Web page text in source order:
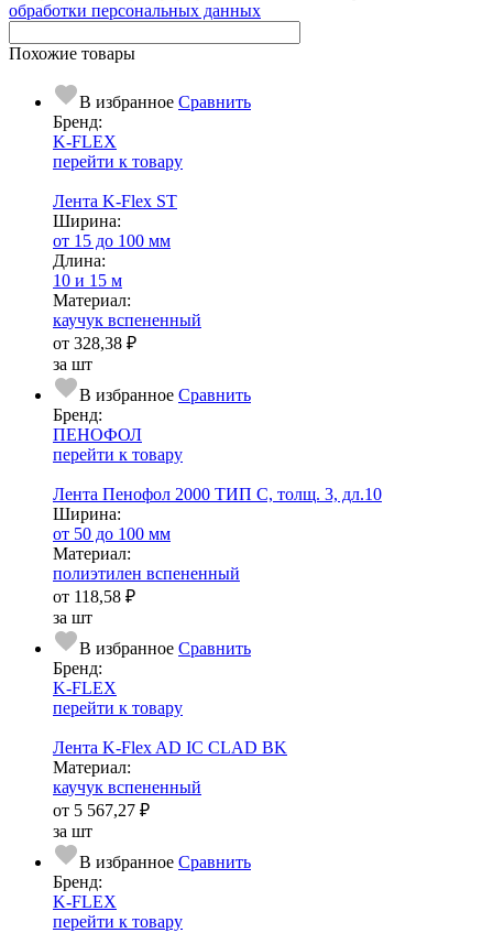
обработки персональных данных
Похожие товары
В избранное Сравнить
Бренд:
K-FLEX
перейти к товару
Лента K-Flex ST
Ширина:
от 15 до 100 мм
Длина:
10 и 15 м
Ма­­те­­ри­­ал:
каучук вспененный
от 328,38 ₽
за шт
В избранное Сравнить
Бренд:
ПЕНОФОЛ
перейти к товару
Лента Пенофол 2000 ТИП C, толщ. 3, дл.10
Ширина:
от 50 до 100 мм
Ма­­те­­ри­­ал:
полиэтилен вспененный
от 118,58 ₽
за шт
В избранное Сравнить
Бренд:
K-FLEX
перейти к товару
Лента K-Flex AD IC CLAD BK
Ма­­те­­ри­­ал:
каучук вспененный
от 5 567,27 ₽
за шт
В избранное Сравнить
Бренд:
K-FLEX
перейти к товару